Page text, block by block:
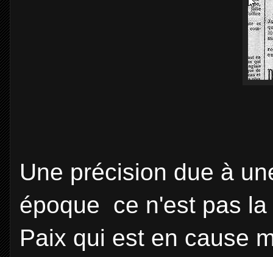
Une précision due à
époque ce n'est pas
Paix qui est en cause